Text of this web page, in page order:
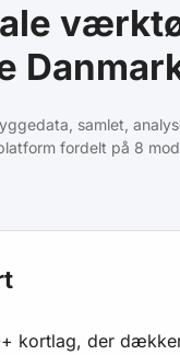
samlet,
fordelt på 8
kortlag, der